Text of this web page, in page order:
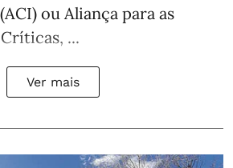
ou Aliança para as
...
Ver mais